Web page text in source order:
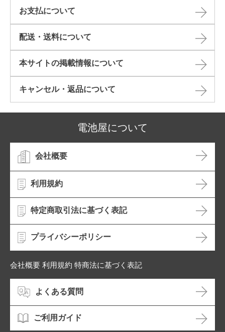
お支払について
配送・送料について
本サイトの掲載情報について​
キャンセル・返品について​
電池屋について
会社概要
利用規約
特定商取引法に基づく表記
プライバシーポリシー
会社概要 利用規約 特商法に基づく表記
よくある質問
ご利用ガイド